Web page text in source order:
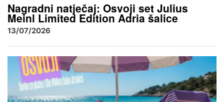
Nagradni natječaj: Osvoji set Julius
Meinl Limited Edition Adria šalice
13/07/2026